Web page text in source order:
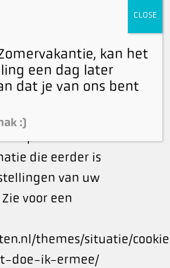
Bij uw
website hebben wij
deze cookies en
voor het plaatsen
voor cookies
zo in te stellen dat
die eerder is
van uw
voor een
themes/situatie/
doe-ik-ermee/
kan het
een dag later
dat je van ons bent
:)
CLOSE